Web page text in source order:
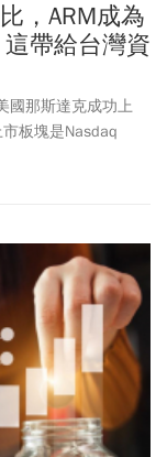
，ARM成為
帶給台灣資
國那斯達克成功上
市板塊是Nasdaq
美元，IPO總股數